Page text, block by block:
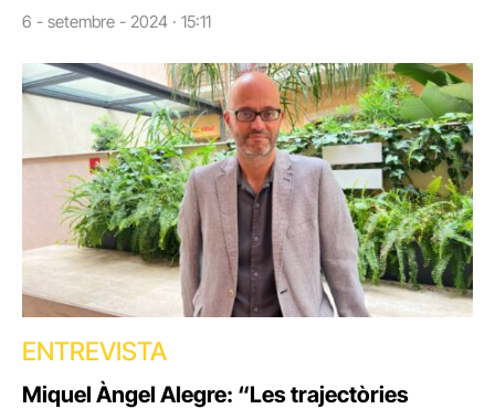
6 - setembre - 2024 · 15:11
ENTREVISTA
Miquel Àngel Alegre: “Les trajectòries